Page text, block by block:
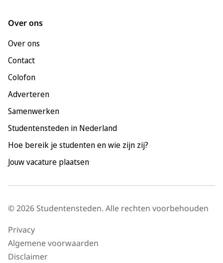
Over ons
Over ons
Contact
Colofon
Adverteren
Samenwerken
Studentensteden in Nederland
Hoe bereik je studenten en wie zijn zij?
Jouw vacature plaatsen
© 2026 Studentensteden. Alle rechten voorbehouden
Privacy
Algemene voorwaarden
Disclaimer